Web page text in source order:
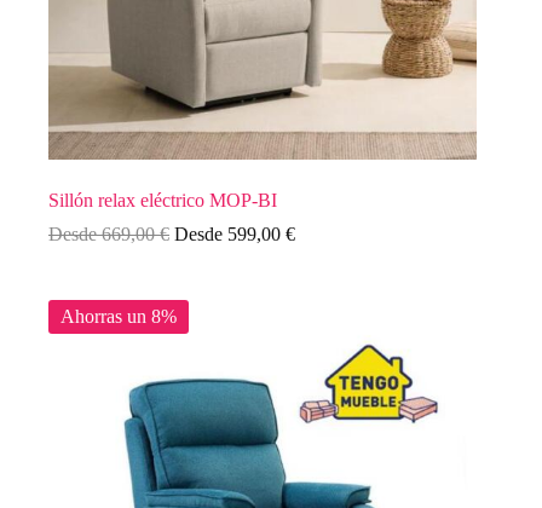
Sillón relax eléctrico MOP-BI
Desde669,00€ Desde 599,00 €
Ahorras un 8%